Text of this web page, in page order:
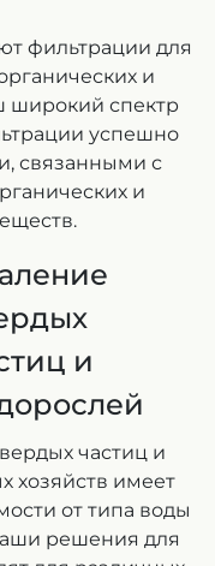
фильтрации для
и
широкий спектр
успешно
связанными с
и
и
частиц и
хозяйств имеет
от типа воды
решения для